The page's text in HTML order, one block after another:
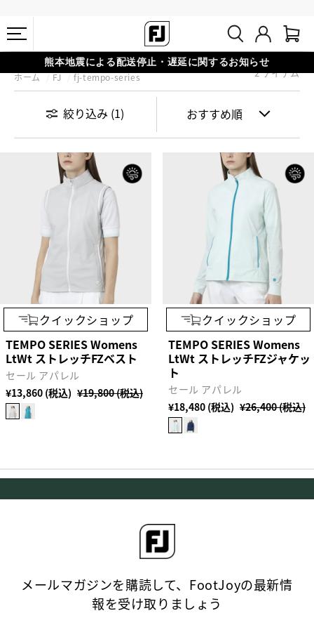
熊本地震による配送停止・遅延に関するお知らせ
#1 SHOE IN GOLF #1 GLOVE IN GOLF
会員特典リニューアル 5,500円（税込）以上で送料無料 非会員様は
ホーム FJ fj-tempo-series 2 アイテム
絞り込み (1)
クイックショップ
TEMPO SERIES Womens
LtWt ストレッチFZベスト
セール アパレル
¥19,800 (税込)
¥13,860 (税込)
クイックショップ
TEMPO SERIES Womens
LtWt ストレッチFZジャケッ
ト
セール アパレル
¥26,400 (税込)
¥18,480 (税込)
メールマガジンを購読して、FootJoyの最新情
報を受け取りましょう